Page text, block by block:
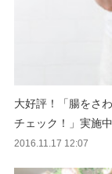
大好評！「腸をさ
チェック！」実施
2016.11.17 12:07